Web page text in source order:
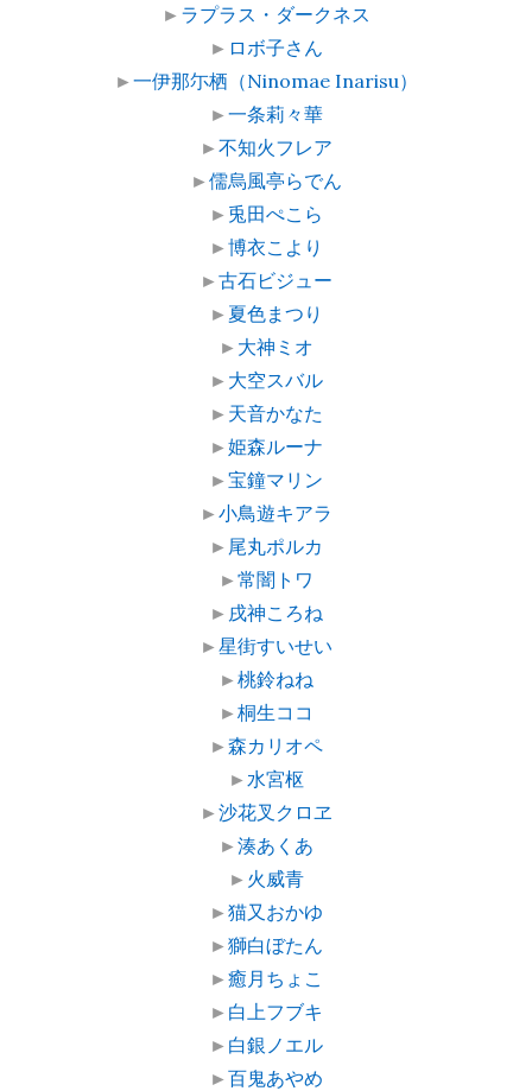
► ラプラス・ダークネス
► ロボ子さん
►一伊那尓栖（Ninomae Inarisu）
►一条莉々華
►不知火フレア
►儒烏風亭らでん
► 兎田ぺこら
►博衣こより
►古石ビジュー
► 夏色まつり
► 大神ミオ
► 大空スバル
► 天音かなた
►姫森ルーナ
►宝鐘マリン
►小鳥遊キアラ
► 尾丸ポルカ
►常闇トワ
► 戌神ころね
►星街すいせい
►桃鈴ねね
►桐生ココ
►森カリオペ
► 水宮枢
►沙花叉クロヱ
►湊あくあ
► 火威青
►猫又おかゆ
►獅白ぼたん
►癒月ちょこ
► 白上フブキ
► 白銀ノエル
►百鬼あやめ